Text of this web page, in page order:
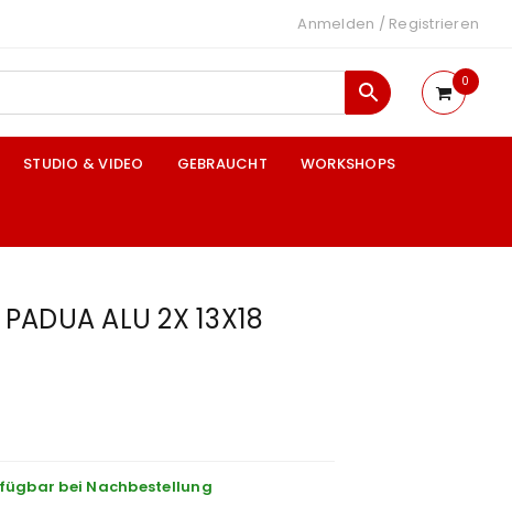
Anmelden / Registrieren
0
STUDIO & VIDEO GEBRAUCHT WORKSHOPS
ALU 2X 13X18
bei Nachbestellung